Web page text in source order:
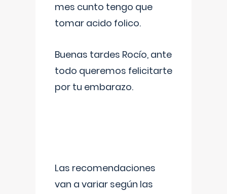
mes cunto tengo que
tomar acido folico.
Buenas tardes Rocío, ante
todo queremos felicitarte
por tu embarazo.
Las recomendaciones
van a variar según las